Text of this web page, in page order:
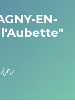
EN-
l'Aubette"